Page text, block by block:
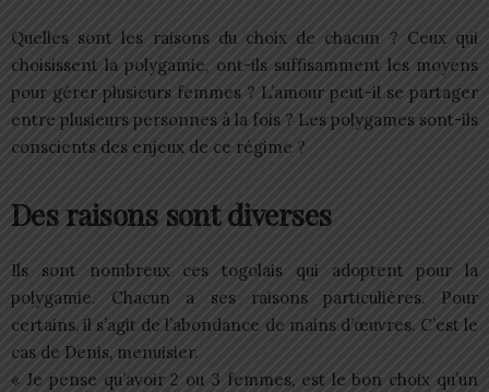
Quelles sont les raisons du choix de chacun ? Ceux qui
choisissent la polygamie, ont-ils suffisamment les moyens
pour gérer plusieurs femmes ? L’amour peut-il se partager
entre plusieurs personnes à la fois ? Les polygames sont-ils
conscients des enjeux de ce régime ?
Des raisons sont diverses
Ils sont nombreux ces togolais qui adoptent pour la
polygamie. Chacun a ses raisons particulières. Pour
certains, il s’agit de l’abondance de mains d’œuvres. C’est le
cas de Denis, menuisier.
« Je pense qu’avoir 2 ou 3 femmes, est le bon choix qu’un